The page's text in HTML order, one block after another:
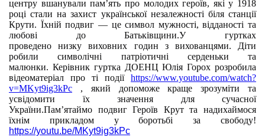
центру вшанували пам’ять промолодих героїв, які у 1918
році стали на захист української незалежності біля станції
Крути. Їхній подвиг — це символ мужності, відданості та
любові до Батьківщини.У гуртках
проведенонизкувиховних годин з вихованцями. Діти
робили символічні патріотичні серденьки та
малюнки. Керівник гуртка ДОЕНЦ Юлія Горох розробила
відеоматеріал про ті події https://www.youtube.com/watch?
v=MKyt9ig3kPc , який допоможе краще зрозуміти та
усвідомити їхзначення для сучасної
України.Пам’ятаймо подвигГероїв Крутта надихаймося
їхнім прикладом у боротьбі за свободу!
https://youtu.be/MKyt9ig3kPc